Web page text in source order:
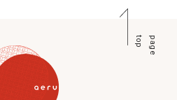
p
a
g
e
t
o
p